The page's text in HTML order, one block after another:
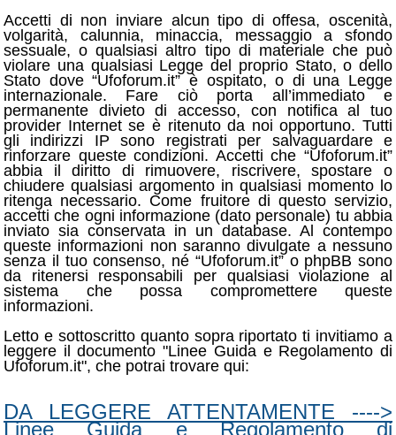
Accetti di non inviare alcun tipo di offesa, oscenità,
volgarità, calunnia, minaccia, messaggio a sfondo
sessuale, o qualsiasi altro tipo di materiale che può
violare una qualsiasi Legge del proprio Stato, o dello
Stato dove “Ufoforum.it” è ospitato, o di una Legge
internazionale. Fare ciò porta all’immediato e
permanente divieto di accesso, con notifica al tuo
provider Internet se è ritenuto da noi opportuno. Tutti
gli indirizzi IP sono registrati per salvaguardare e
rinforzare queste condizioni. Accetti che “Ufoforum.it”
abbia il diritto di rimuovere, riscrivere, spostare o
chiudere qualsiasi argomento in qualsiasi momento lo
ritenga necessario. Come fruitore di questo servizio,
accetti che ogni informazione (dato personale) tu abbia
inviato sia conservata in un database. Al contempo
queste informazioni non saranno divulgate a nessuno
senza il tuo consenso, né “Ufoforum.it” o phpBB sono
da ritenersi responsabili per qualsiasi violazione al
sistema che possa compromettere queste
informazioni.
Letto e sottoscritto quanto sopra riportato ti invitiamo a
leggere il documento "Linee Guida e Regolamento di
Ufoforum.it", che potrai trovare qui:
DA LEGGERE ATTENTAMENTE ---->
Linee Guida e Regolamento di